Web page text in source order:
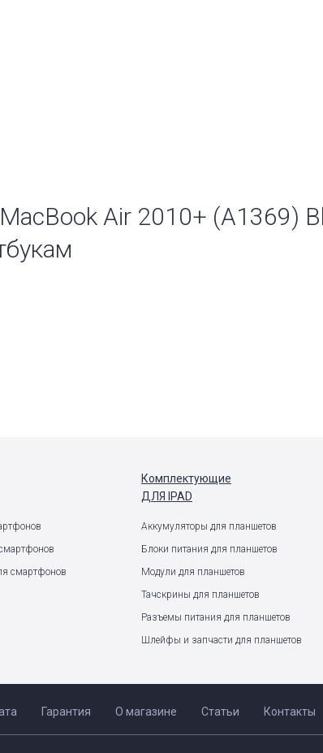
Air 2010+ (A1369)
смартфонов
Комплектующие
ДЛЯ IPAD
Аккумуляторы для планшетов
Блоки питания для планшетов
Модули для планшетов
Тачскрины для планшетов
Разъемы питания для планшетов
Шлейфы и запчасти для планшетов
Гарантия О магазине Статьи Контакты